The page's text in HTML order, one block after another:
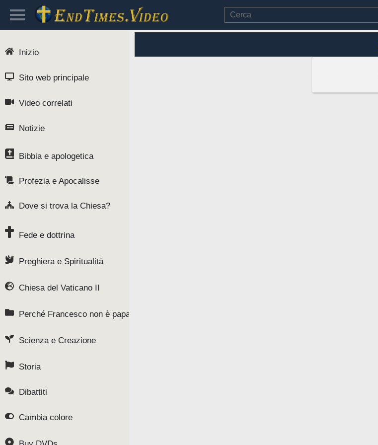
Inizio
Sito web principale
Video correlati
Notizie
Bibbia e apologetica
Profezia e Apocalisse
Dove si trova la Chiesa?
Fede e dottrina
Preghiera e Spiritualità
Chiesa del Vaticano II
Perché Francesco non è papa
Scienza e Creazione
Storia
Dibattiti
Cambia colore